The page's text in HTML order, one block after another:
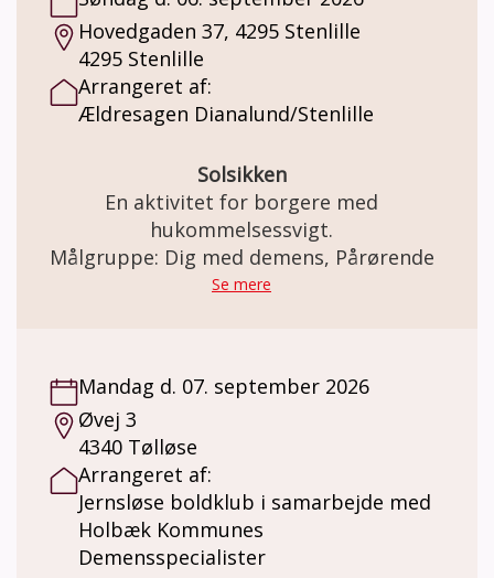
Hovedgaden 37, 4295 Stenlille
4295 Stenlille
Arrangeret af:
Ældresagen Dianalund/Stenlille
Solsikken
En aktivitet for borgere med
hukommelsessvigt.
Målgruppe: Dig med demens, Pårørende
Se mere
Mandag d. 07. september 2026
Øvej 3
4340 Tølløse
Arrangeret af:
Jernsløse boldklub i samarbejde med
Holbæk Kommunes
Demensspecialister